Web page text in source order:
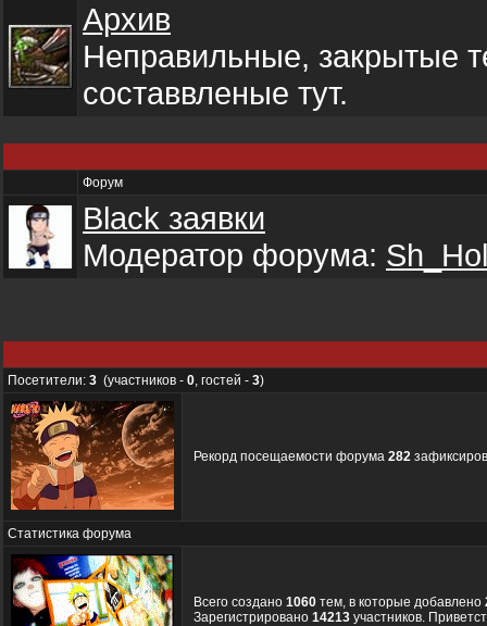
Архив
Неправильные, закрытые
составвленые тут.
Форум
Black заявки
Модератор форума:
Посетители: 3 (участников - 0, гостей - 3)
Рекорд посещаемости форума 282
Статистика форума
Всего создано 1060 тем, в которые добавлено
Зарегистрировано 14213 участников.